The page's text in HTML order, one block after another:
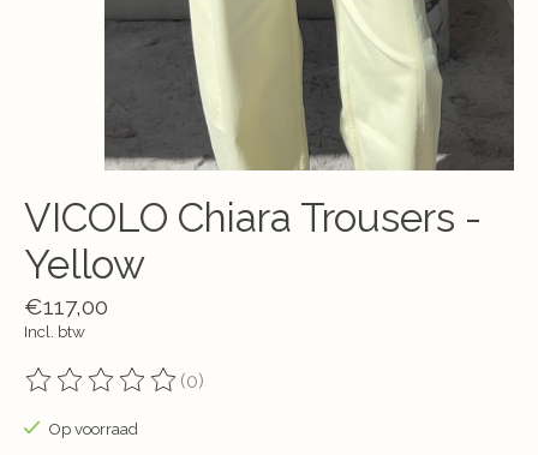
VICOLO Chiara Trousers -
Yellow
€117,00
Incl. btw
De beoordeling van dit product is
(0)
Op voorraad